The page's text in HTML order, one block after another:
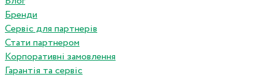
Бренди
Сервіс для партнерів
Стати партнером
Корпоративні замовлення
Гарантія та сервіс